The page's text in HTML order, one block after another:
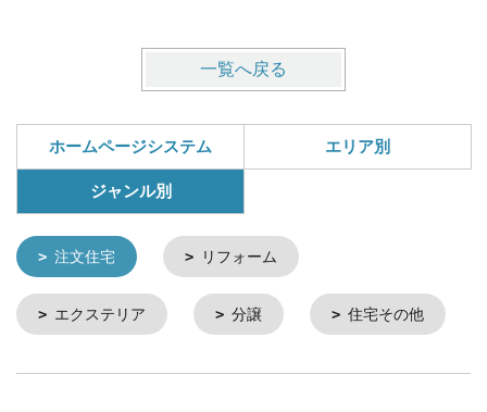
一覧へ戻る
ホームページシステム エリア別
ジャンル別
注文住宅 リフォーム
エクステリア 分譲 住宅その他